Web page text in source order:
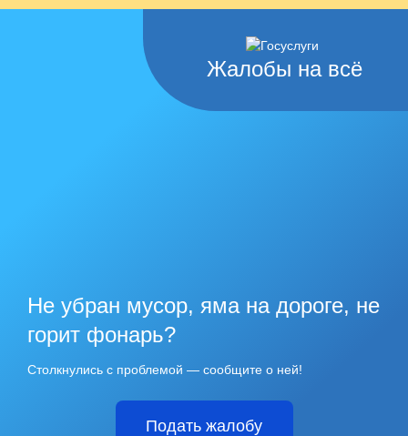
Жалобы на всё
Не убран мусор, яма на дороге, не
горит фонарь?
Столкнулись с проблемой — сообщите о ней!
Подать жалобу